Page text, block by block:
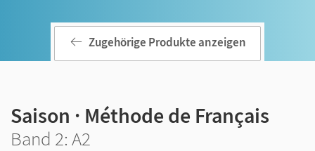
Zugehörige Produkte anzeigen
Saison · Méthode de Français
Band 2: A2